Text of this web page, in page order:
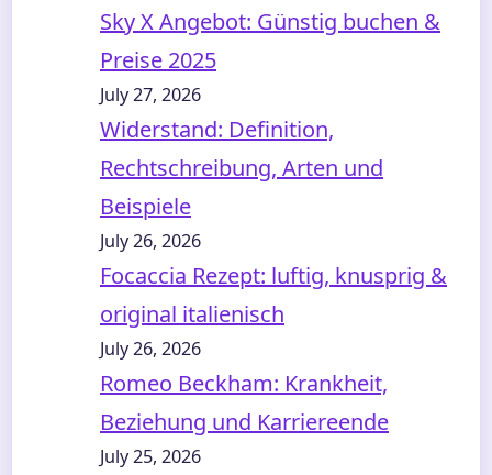
Sky X Angebot: Günstig buchen &
Preise 2025
July 27, 2026
Widerstand: Definition,
Rechtschreibung, Arten und
Beispiele
July 26, 2026
Focaccia Rezept: luftig, knusprig &
original italienisch
July 26, 2026
Romeo Beckham: Krankheit,
Beziehung und Karriereende
July 25, 2026